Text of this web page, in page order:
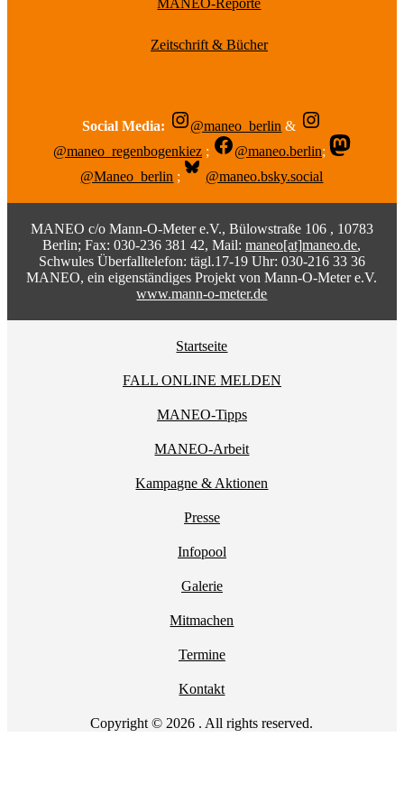
MANEO-Reporte
Zeitschrift & Bücher
Social Media: @maneo_berlin &
@maneo_regenbogenkiez ; @maneo.berlin;
@Maneo_berlin ; @maneo.bsky.social
MANEO c/o Mann-O-Meter e.V., Bülowstraße 106 , 10783
Berlin; Fax: 030-236 381 42, Mail:maneo[at]maneo.de,
Schwules Überfalltelefon: tägl.17-19 Uhr: 030-216 33 36
MANEO, ein eigenständiges Projekt von Mann-O-Meter e.V.
www.mann-o-meter.de
Startseite
FALL ONLINE MELDEN
MANEO-Tipps
MANEO-Arbeit
Kampagne & Aktionen
Presse
Infopool
Galerie
Mitmachen
Termine
Kontakt
Copyright © 2026 . All rights reserved.